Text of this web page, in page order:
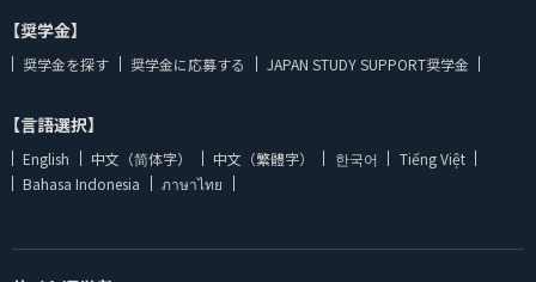
【奨学金】
奨学金を探す 奨学金に応募する JAPAN STUDY SUPPORT奨学金
【言語選択】
English 中文（简体字） 中文（繁體字） 한국어
Tiếng Việt
Bahasa Indonesia
ภาษาไทย